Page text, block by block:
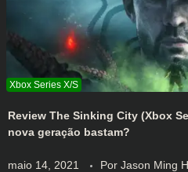
Review The Sinking City (Xbox
nova geração bastam?
maio 14, 2021 Por Jason Ming